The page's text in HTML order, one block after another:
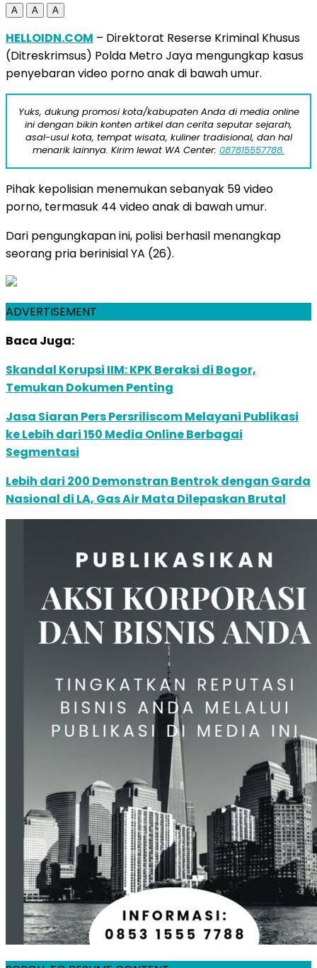
A A A
HELLOIDN.COM – Direktorat Reserse Kriminal Khusus
(Ditreskrimsus) Polda Metro Jaya mengungkap kasus
penyebaran video porno anak di bawah umur.
Yuks, dukung promosi kota/kabupaten Anda di media online
ini dengan bikin konten artikel dan cerita seputar sejarah,
asal-usul kota, tempat wisata, kuliner tradisional, dan hal
menarik lainnya. Kirim lewat WA Center: 087815557788.
Pihak kepolisian menemukan sebanyak 59 video
porno, termasuk 44 video anak di bawah umur.
Dari pengungkapan ini, polisi berhasil menangkap
seorang pria berinisial YA (26).
ADVERTISEMENT
Baca Juga:
Skandal Korupsi IIM: KPK Beraksi di Bogor,
Temukan Dokumen Penting
Jasa Siaran Pers Persriliscom Melayani Publikasi
ke Lebih dari 150 Media Online Berbagai
Segmentasi
Lebih dari 200 Demonstran Bentrok dengan Garda
Nasional di LA, Gas Air Mata Dilepaskan Brutal